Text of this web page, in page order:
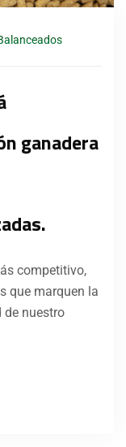
ganadera
competitivo,
que marquen la
nuestro